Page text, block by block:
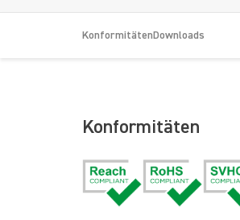
Konformitäten Downloads
Konformitäten